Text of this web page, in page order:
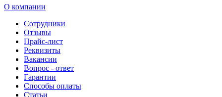
О компании
Сотрудники
Отзывы
Прайс-лист
Реквизиты
Вакансии
Вопрос - ответ
Гарантии
Способы оплаты
Статьи